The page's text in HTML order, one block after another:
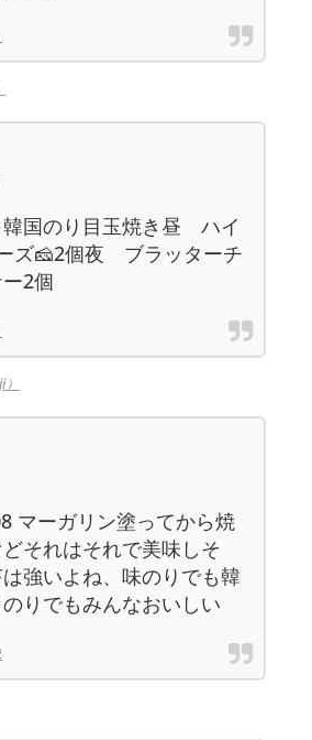
国のり目玉焼き昼 ハイ
ズ🧀2個夜 ブラッターチ
2個
マーガリン塗ってから焼
それはそれで美味しそ
強いよね、味のりでも韓
りでもみんなおいしい